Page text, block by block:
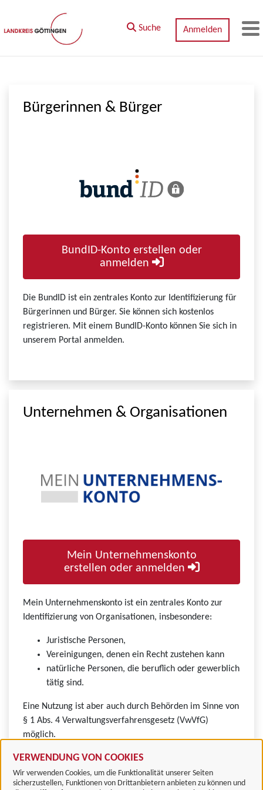
Zum Hauptinhalt springen
VERWENDUNG VON COOKIES
Wir verwenden Cookies, um die Funktionalität unserer Seiten
sicherzustellen, Funktionen von Drittanbietern anbieten zu können und
Suche Anmelden
Bürgerinnen & Bürger
BundID-Konto erstellen oder
anmelden
Die BundID ist ein zentrales Konto zur Identifizierung für
Bürgerinnen und Bürger. Sie können sich kostenlos
registrieren. Mit einem BundID-Konto können Sie sich in
unserem Portal anmelden.
Unternehmen & Organisationen
Mein Unternehmenskonto
erstellen oder anmelden
Mein Unternehmenskonto ist ein zentrales Konto zur
Identifizierung von Organisationen, insbesondere:
Juristische Personen,
Vereinigungen, denen ein Recht zustehen kann
natürliche Personen, die beruflich oder gewerblich
tätig sind.
Eine Nutzung ist aber auch durch Behörden im Sinne von
§ 1 Abs. 4 Verwaltungsverfahrensgesetz (VwVfG)
möglich.